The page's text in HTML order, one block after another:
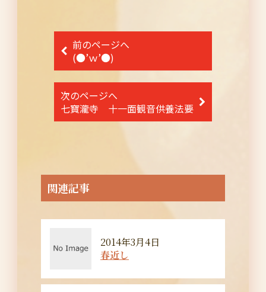
ナ
ビ
ゲ
シ
ョ
ン
前のページへ
(●’ｗ’●)
次のページへ
七寶瀧寺 十一面観音供養法要
関連記事
2014年3月4日
春近し